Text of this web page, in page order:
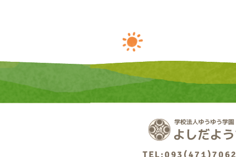
TEL:093(471)7062